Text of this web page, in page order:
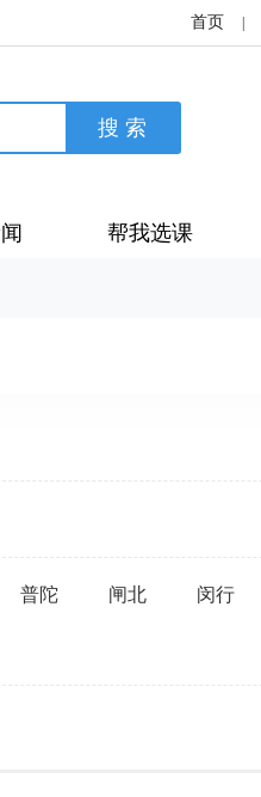
首页
帮我选课
普陀 闸北 闵行